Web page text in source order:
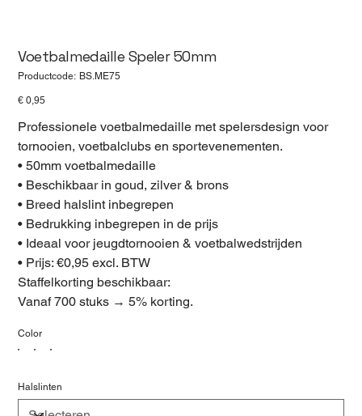
Voetbalmedaille Speler 50mm
Productcode: Productcode
BS.ME75
Prijs
€ 0,95
Professionele voetbalmedaille met spelersdesign voor
tornooien, voetbalclubs en sportevenementen.
• 50mm voetbalmedaille
• Beschikbaar in goud, zilver & brons
• Breed halslint inbegrepen
• Bedrukking inbegrepen in de prijs
• Ideaal voor jeugdtornooien & voetbalwedstrijden
• Prijs: €0,95 excl. BTW
Staffelkorting beschikbaar:
Vanaf 700 stuks → 5% korting.
Color
Halslinten